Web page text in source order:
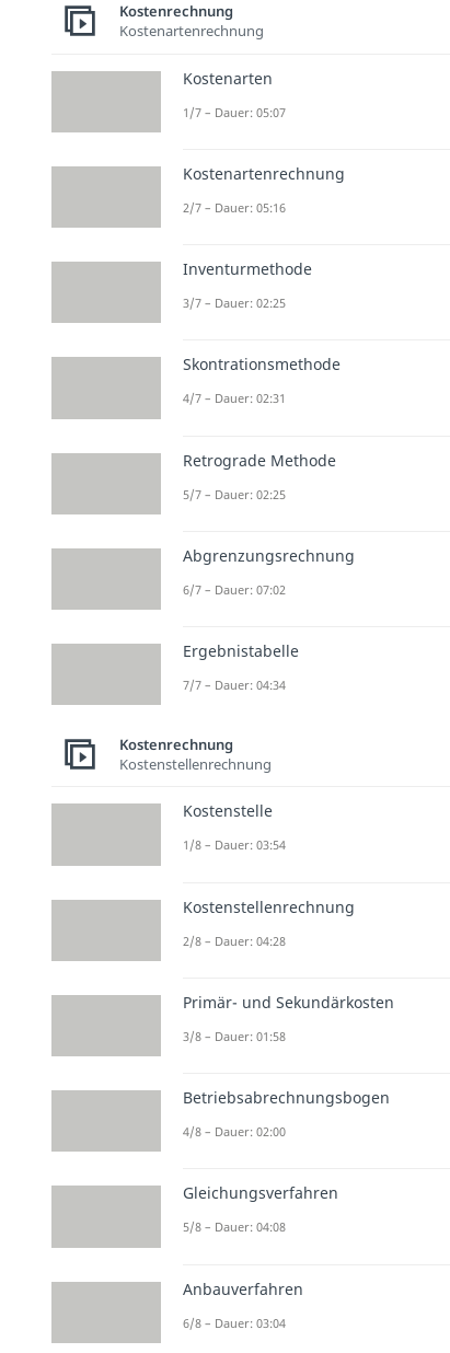
Kostenrechnung
Kostenartenrechnung
Kostenarten
1/7 – Dauer: 05:07
Kostenartenrechnung
2/7 – Dauer: 05:16
Inventurmethode
3/7 – Dauer: 02:25
Skontrationsmethode
4/7 – Dauer: 02:31
Retrograde Methode
5/7 – Dauer: 02:25
Abgrenzungsrechnung
6/7 – Dauer: 07:02
Ergebnistabelle
7/7 – Dauer: 04:34
Kostenrechnung
Kostenstellenrechnung
Kostenstelle
1/8 – Dauer: 03:54
Kostenstellenrechnung
2/8 – Dauer: 04:28
Primär- und Sekundärkosten
3/8 – Dauer: 01:58
Betriebsabrechnungsbogen
4/8 – Dauer: 02:00
Gleichungsverfahren
5/8 – Dauer: 04:08
Anbauverfahren
6/8 – Dauer: 03:04